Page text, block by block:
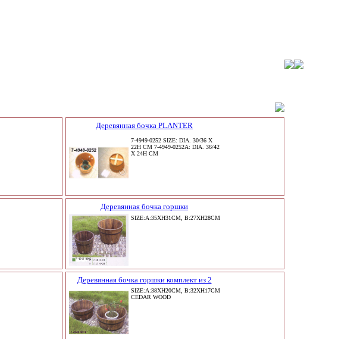
Деревянная бочка PLANTER
7-4949-0252 SIZE: DIA. 30/36 X
22H CM 7-4949-0252A: DIA. 36/42
X 24H CM
Деревянная бочка горшки
SIZE:A:35XH31CM, B:27XH28CM
Деревянная бочка горшки комплект из 2
SIZE:A:38XH20CM, B:32XH17CM
CEDAR WOOD